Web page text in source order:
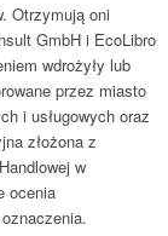
Otrzymują oni
GmbH i EcoLibro
wdrożyły lub
przez miasto
i usługowych oraz
złożona z
w
ocenia